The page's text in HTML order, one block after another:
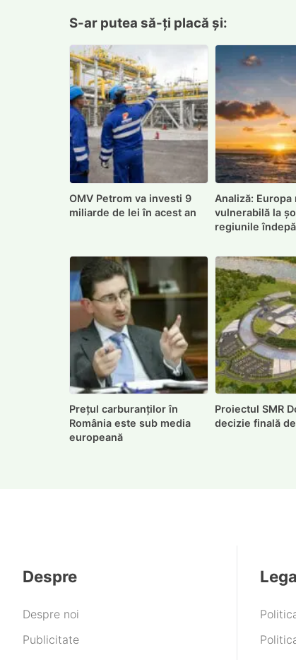
S-ar putea să-ți placă și:
OMV Petrom va investi 9
miliarde de lei în acest an
Analiză: Europa
vulnerabilă la
regiunile
Prețul carburanților în
România este sub media
europeană
Proiectul SMR
decizie finală
Despre
Despre noi
Publicitate